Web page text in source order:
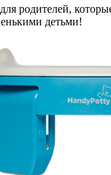
родителей,
детьми!